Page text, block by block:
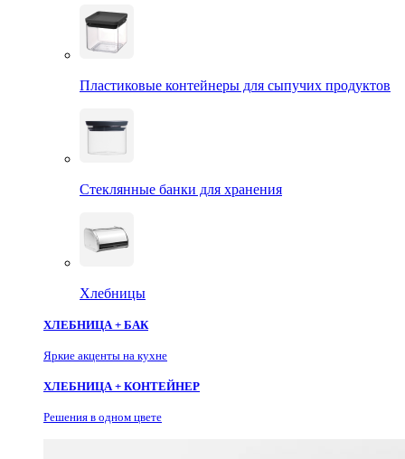
Пластиковые контейнеры для сыпучих продуктов
Стеклянные банки для хранения
Хлебницы
ХЛЕБНИЦА + БАК
Яркие акценты на кухне
ХЛЕБНИЦА + КОНТЕЙНЕР
Решения в одном цвете